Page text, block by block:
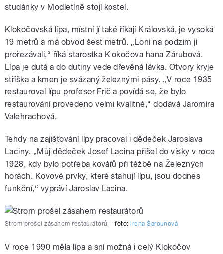
studánky v Modletíně stojí kostel.
Klokočovská lípa, místní jí také říkají Královská, je vysoká
19 metrů a má obvod šest metrů. „Loni na podzim ji
prořezávali,“ říká starostka Klokočova hana Zárubová.
Lípa je dutá a do dutiny vede dřevěná lávka. Otvory kryje
stříška a kmen je svázaný železnými pásy. „V roce 1935
restauroval lípu profesor Frič a povídá se, že bylo
restaurování provedeno velmi kvalitně,“ dodává Jaromíra
Valehrachová.
Tehdy na zajišťování lípy pracoval i dědeček Jaroslava
Laciny. „Můj dědeček Josef Lacina přišel do vísky v roce
1928, kdy bylo potřeba kovářů při těžbě na Železných
horách. Kovové prvky, které stahují lípu, jsou dodnes
funkční,“ vypráví Jaroslav Lacina.
Strom prošel zásahem restaurátorů foto: Irena Šarounová
V roce 1990 měla lípa a sní možná i celý Klokočov